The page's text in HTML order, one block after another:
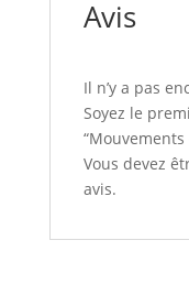
Avis
Il n’y a pas
Soyez le
Vous devez
avis.